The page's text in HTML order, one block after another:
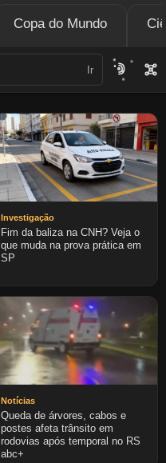
Copa do Mundo
Ir
Investigação
Fim da baliza na CNH? Veja o
que muda na prova prática em
SP
Notícias
Queda de árvores, cabos e
postes afeta trânsito em
rodovias após temporal no RS
abc+